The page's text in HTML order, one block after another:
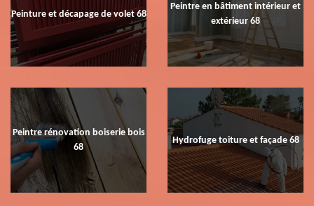
Peinture et décapage de volet 68
Peintre en bâtiment intérieur et
extérieur 68
Peintre rénovation boiserie bois
68
Hydrofuge toiture et façade 68